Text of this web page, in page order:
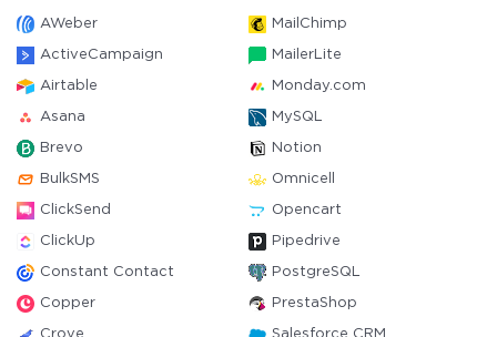
AWeber MailChimp
ActiveCampaign MailerLite
Airtable Monday.com
Asana MySQL
Brevo Notion
BulkSMS Omnicell
ClickSend Opencart
ClickUp Pipedrive
Constant Contact PostgreSQL
Copper PrestaShop
Crove Salesforce CRM